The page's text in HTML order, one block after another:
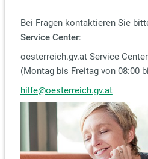
Bei Fragen kontaktieren Sie
Service Center:
oesterreich.gv.at Service
(Montag bis Freitag von 08:00
hilfe@oesterreich.gv.at